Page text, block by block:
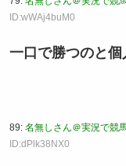
ID:wWAj4buM0
一口で勝つのと
89: 名無しさん＠実況で競
ID:dPlk38NX0